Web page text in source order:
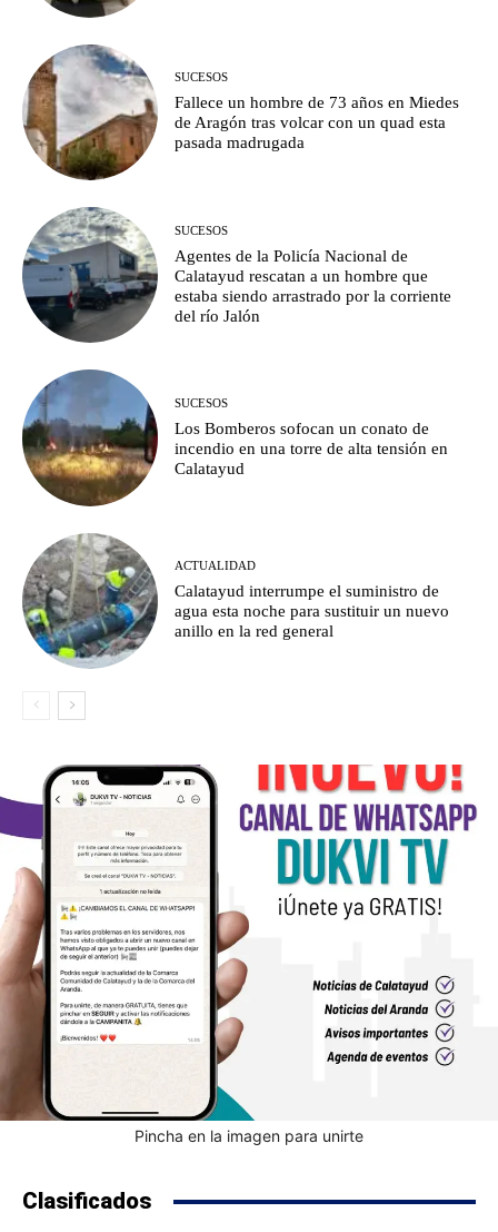
SUCESOS
Fallece un hombre de 73 años en Miedes
de Aragón tras volcar con un quad esta
pasada madrugada
SUCESOS
Agentes de la Policía Nacional de
Calatayud rescatan a un hombre que
estaba siendo arrastrado por la corriente
del río Jalón
SUCESOS
Los Bomberos sofocan un conato de
incendio en una torre de alta tensión en
Calatayud
ACTUALIDAD
Calatayud interrumpe el suministro de
agua esta noche para sustituir un nuevo
anillo en la red general
Pincha en la imagen para unirte
Clasificados